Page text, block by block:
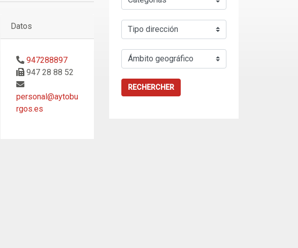
Datos
947288897
947 28 88 52
personal@aytobu
rgos.es
RECHERCHER